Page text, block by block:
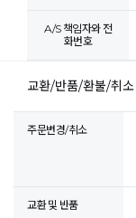
A/S 책임자와 전
화번호
교환/반품/환불/취소
주문변경/취소
교환 및 반품